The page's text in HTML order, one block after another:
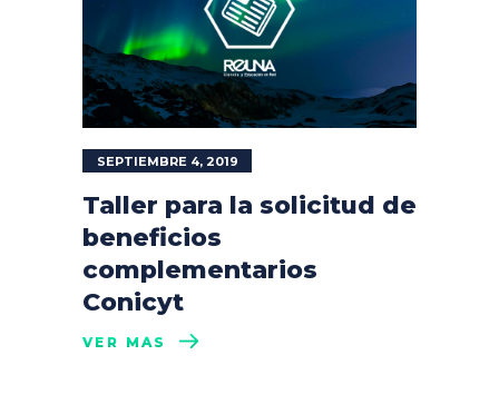
SEPTIEMBRE 4, 2019
Taller para la solicitud de
beneficios
complementarios
Conicyt
VER MÁS